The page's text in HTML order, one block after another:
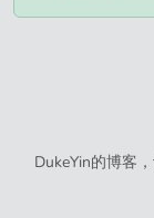
DukeYin的博客